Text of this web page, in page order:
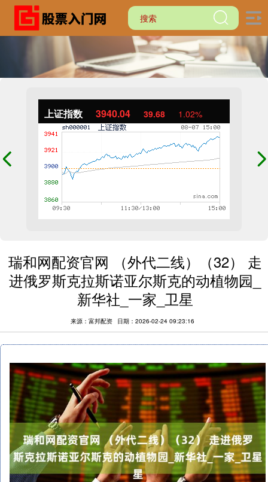
上证指数 3940.04 39.68 1.02%
瑞和网配资官网 （外代二线）（32） 走
进俄罗斯克拉斯诺亚尔斯克的动植物园_
新华社_一家_卫星
来源：富邦配资 日期：2026-02-24 09:23:16